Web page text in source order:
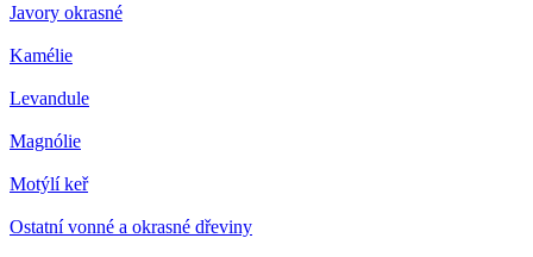
Javory okrasné
Kamélie
Levandule
Magnólie
Motýlí keř
Ostatní vonné a okrasné dřeviny